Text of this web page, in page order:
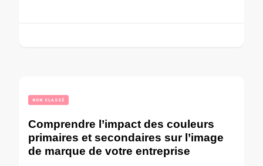
NON CLASSÉ
Comprendre l’impact des couleurs
primaires et secondaires sur l’image
de marque de votre entreprise